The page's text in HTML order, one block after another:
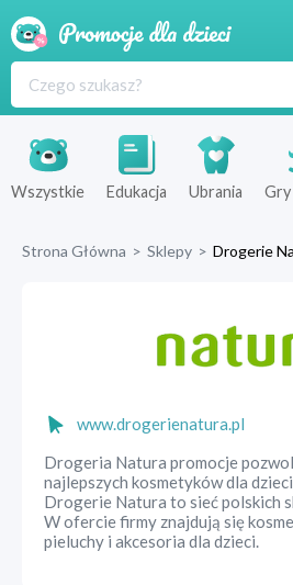
Produkty
Sklepy
Wszystkie Edukacja Ubrania Gry
Strona Główna > Sklepy > Drogerie
www.drogerienatura.pl
Drogeria Natura promocje
najlepszych kosmetyków dla
Drogerie Natura to sieć polskich
W ofercie firmy znajdują się
pieluchy i akcesoria dla dzieci.